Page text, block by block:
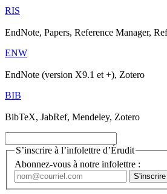
RIS
EndNote, Papers, Reference Manager,
ENW
EndNote (version X9.1 et +), Zotero
BIB
BibTeX, JabRef, Mendeley, Zotero
S’inscrire à l’infolettre d’Érudit
Abonnez-vous à notre infolettre :